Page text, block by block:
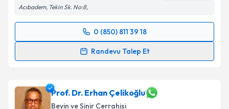
Acıbadem, Tekin Sk. No:8,
0 (850) 811 39 18
Randevu Talep Et
Randevu Takvimi Talebi
takvim hazırlandığında e-posta ile bilgilendireceğiz.
Prof. Dr. Erhan Çelikoğlu
Beyin ve Sinir Cerrahisi